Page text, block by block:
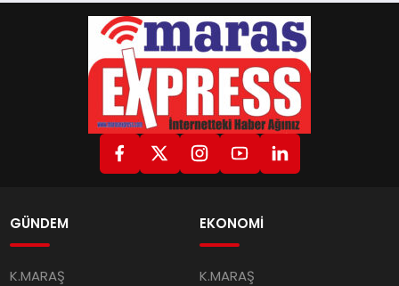
GÜNDEM
K.MARAŞ
EKONOMİ
K.MARAŞ